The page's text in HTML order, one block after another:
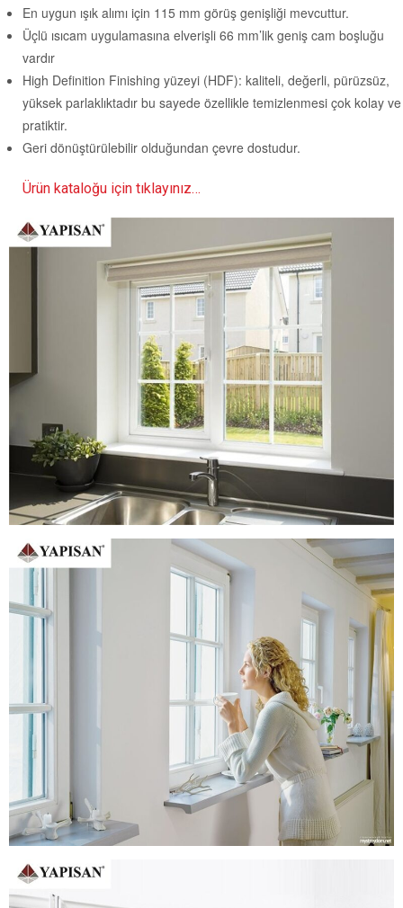
En uygun ışık alımı için 115 mm görüş genişliği mevcuttur.
Üçlü ısıcam uygulamasına elverişli 66 mm’lik geniş cam boşluğu
vardır
High Definition Finishing yüzeyi (HDF): kaliteli, değerli, pürüzsüz,
yüksek parlaklıktadır bu sayede özellikle temizlenmesi çok kolay ve
pratiktir.
Geri dönüştürülebilir olduğundan çevre dostudur.
Ürün kataloğu için tıklayınız…